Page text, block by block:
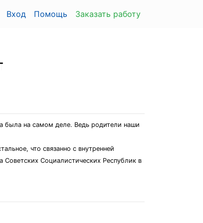
Вход Помощь Заказать работу
была на самом деле. Ведь родители наши
что связанно с внутренней
Социалистических Республик в